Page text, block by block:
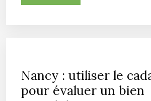
Nancy : utiliser le
pour évaluer un bien